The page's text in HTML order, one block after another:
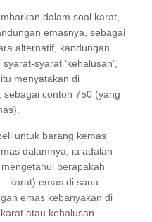
dalam soal karat,
emasnya, sebagai
alternatif, kandungan
syarat ‘kehalusan’,
menyatakan di
contoh 750 (yang
untuk barang kemas
dalamnya, ia adalah
berapakah
karat) emas di sana
emas kebanyakan di
atau kehalusan.